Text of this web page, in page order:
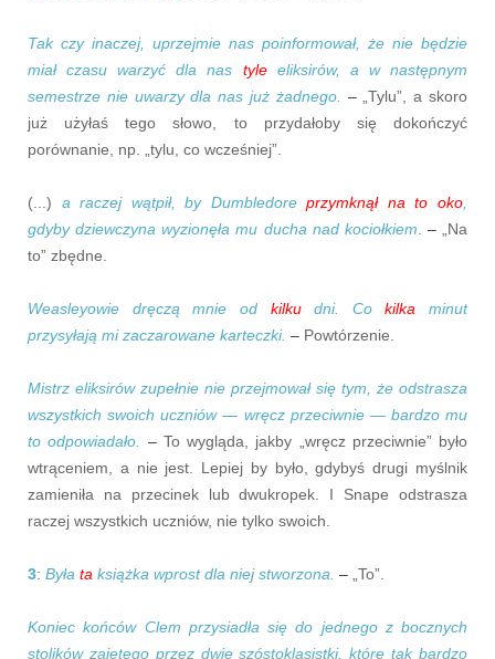
Tak czy inaczej, uprzejmie nas poinformował, że nie będzie
miał czasu warzyć dla nas tyleeliksirów, a w następnym
semestrze nie uwarzy dla nas już żadnego. –
„Tylu”, a skoro
już użyłaś tego słowo, to przydałoby się dokończyć
porównanie, np. „tylu, co wcześniej”.
(...) a raczej wątpił, by Dumbledoreprzymknął na to oko
gdyby dziewczyna wyzionęła mu ducha nad kociołkiem
–
„Na
to” zbędne.
Weasleyowie dręczą mnie od kilkudni. Cokilka minut
przysyłają mi zaczarowane karteczki. – Powtórzenie.
Mistrz eliksirów zupełnie nie przejmował się tym, że odstrasza
wszystkich swoich uczniów — wręcz przeciwnie — bardzo mu
to odpowiadało.
– To wygląda, jakby „wręcz przeciwnie” było
wtrąceniem, a nie jest. Lepiej by było, gdybyś drugi myślnik
zamieniła na przecinek lub dwukropek. I Snape odstrasza
raczej wszystkich uczniów, nie tylko swoich.
3: Była ta książka wprost dla niej stworzona. – „To”.
Koniec końców Clem przysiadła się do jednego z bocznych
stolików zajętego przez dwie szóstoklasistki, które tak bardzo